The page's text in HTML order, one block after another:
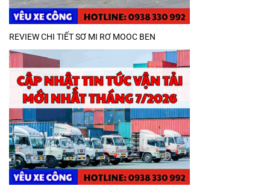
REVIEW CHI TIẾT SƠ MI RƠ MOOC BEN